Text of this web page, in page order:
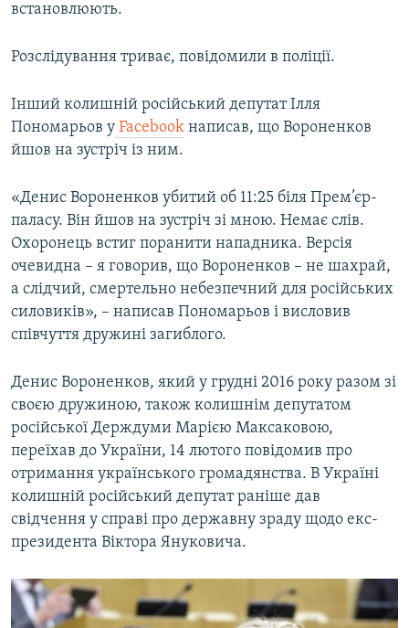
встановлюють.
Розслідування триває, повідомили в поліції.
Інший колишній російський депутат Ілля
Пономарьов у Facebook написав, що Вороненков
йшов на зустріч із ним.
«Денис Вороненков убитий об 11:25 біля Прем’єр-
паласу. Він йшов на зустріч зі мною. Немає слів.
Охоронець встиг поранити нападника. Версія
очевидна – я говорив, що Вороненков – не шахрай,
а слідчий, смертельно небезпечний для російських
силовиків», – написав Пономарьов і висловив
співчуття дружині загиблого.
Денис Вороненков, який у грудні 2016 року разом зі
своєю дружиною, також колишнім депутатом
російської Держдуми Марією Максаковою,
переїхав до України, 14 лютого повідомив про
отримання українського громадянства. В Україні
колишній російський депутат раніше дав
свідчення у справі про державну зраду щодо екс-
президента Віктора Януковича.